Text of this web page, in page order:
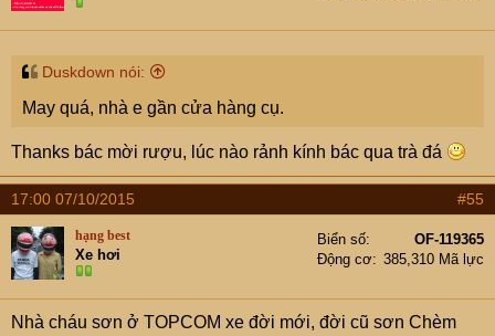
Duskdown nói:
May quá, nhà e gần cửa hàng cụ.
Thanks bác mời rượu, lúc nào rảnh kính bác qua trà đá
17:00 07/10/2015 #55
hạng best
Xe hơi
Biển số
OF-119365
Động cơ
385,310 Mã lực
Nhà cháu sơn ở TOPCOM xe đời mới, đời cũ sơn Chèm